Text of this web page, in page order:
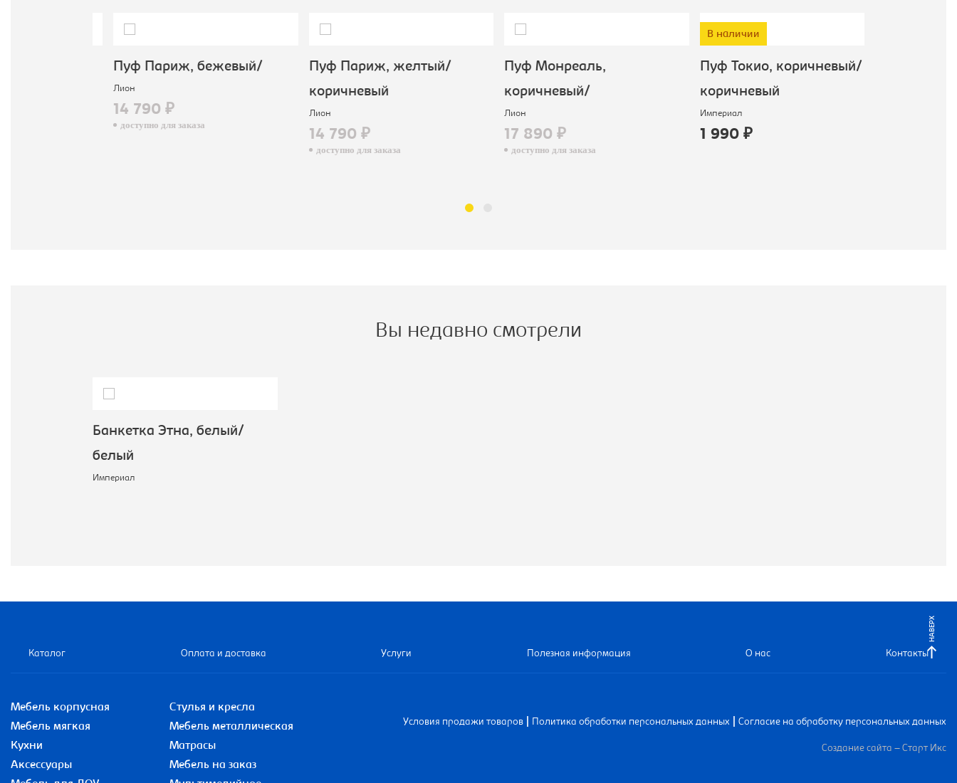
Пуф Париж, бежевый/
Лион
14 790 ₽
доступно для заказа
Пуф Париж, желтый/
коричневый
Лион
14 790 ₽
доступно для заказа
Пуф Монреаль,
коричневый/
Лион
17 890 ₽
доступно для заказа
В наличии
Пуф Токио, коричневый/
коричневый
Империал
1 990 ₽
Вы недавно смотрели
Банкетка Этна, белый/
белый
Империал
НАВЕРХ
Каталог Оплата и доставка Услуги Полезная информация О нас Контакты
Мебель корпусная
Стулья и кресла
Мебель мягкая
Мебель металлическая
Кухни
Матрасы
Аксессуары
Мебель на заказ
Условия продажи товаров Политика обработки персональных данных Согласие на обработку персональных данных
Создание сайта – Старт Икс